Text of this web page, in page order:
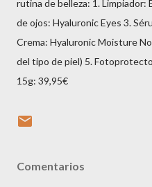
rutina de belleza: 1.
de ojos: Hyaluronic Eyes 3.
Crema: Hyaluronic Moisture
del tipo de piel) 5.
15g: 39,95€
Comentarios